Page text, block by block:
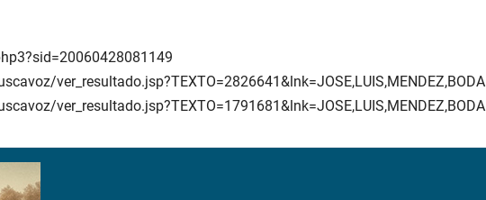
ver_resultado.jsp?TEXTO=2826641&lnk=JOSE,LUIS,MENDEZ,BODA
ver_resultado.jsp?TEXTO=1791681&lnk=JOSE,LUIS,MENDEZ,BODA